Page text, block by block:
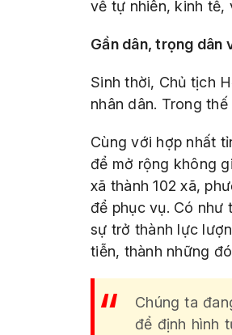
về tự nhiên, kinh tế,
Gần dân, trọng dân
Sinh thời, Chủ tịch
nhân dân. Trong
Cùng với hợp nhất
để mở rộng không
xã thành 102 xã,
để phục vụ. Có như
sự trở thành lực
tiễn, thành những
Chúng ta
để định hình